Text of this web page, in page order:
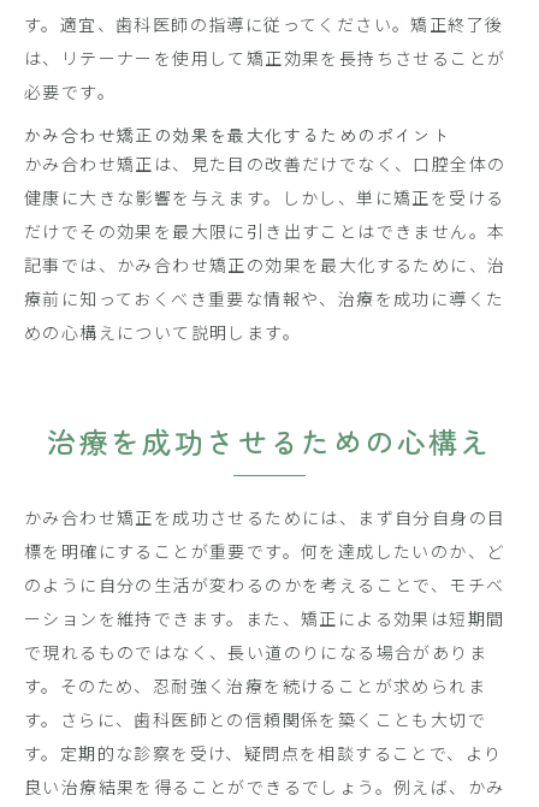
す。適宜、歯科医師の指導に従ってください。矯正終了後
は、リテーナーを使用して矯正効果を長持ちさせることが
必要です。
かみ合わせ矯正の効果を最大化するためのポイント
かみ合わせ矯正は、見た目の改善だけでなく、口腔全体の
健康に大きな影響を与えます。しかし、単に矯正を受ける
だけでその効果を最大限に引き出すことはできません。本
記事では、かみ合わせ矯正の効果を最大化するために、治
療前に知っておくべき重要な情報や、治療を成功に導くた
めの心構えについて説明します。
治療を成功させるための心構え
かみ合わせ矯正を成功させるためには、まず自分自身の目
標を明確にすることが重要です。何を達成したいのか、ど
のように自分の生活が変わるのかを考えることで、モチベ
ーションを維持できます。また、矯正による効果は短期間
で現れるものではなく、長い道のりになる場合がありま
す。そのため、忍耐強く治療を続けることが求められま
す。さらに、歯科医師との信頼関係を築くことも大切で
す。定期的な診察を受け、疑問点を相談することで、より
良い治療結果を得ることができるでしょう。例えば、かみ